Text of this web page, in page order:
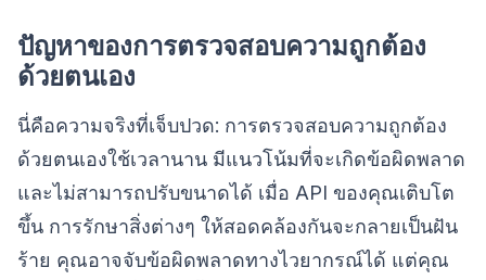
ปัญหาของการตรวจสอบความถูกต้อง
ด้วยตนเอง
นี่คือความจริงที่เจ็บปวด: การตรวจสอบความถูกต้อง
ด้วยตนเองใช้เวลานาน มีแนวโน้มที่จะเกิดข้อผิดพลาด
และไม่สามารถปรับขนาดได้ เมื่อ API ของคุณเติบโต
ขึ้น การรักษาสิ่งต่างๆ ให้สอดคล้องกันจะกลายเป็นฝัน
ร้าย คุณอาจจับข้อผิดพลาดทางไวยากรณ์ได้ แต่คุณ